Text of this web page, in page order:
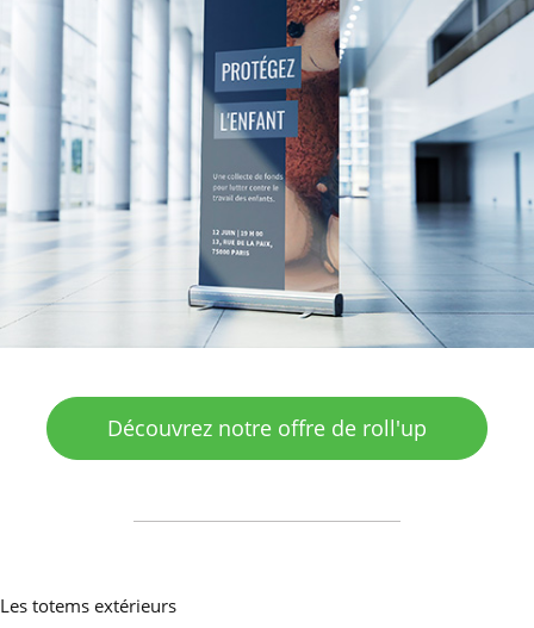
Découvrez notre offre de roll'up
Les totems extérieurs